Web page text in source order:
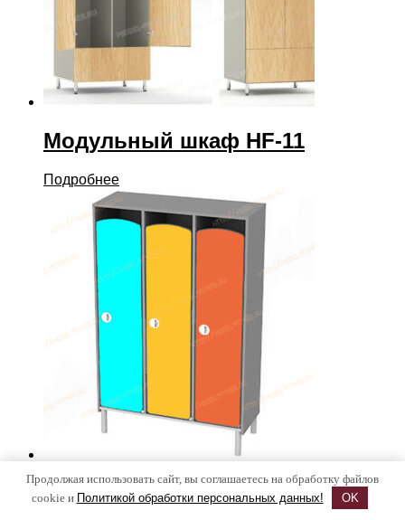
Модульный шкаф HF-11
Подробнее
Шкаф детский 3 секционный на
Продолжая использовать сайт, вы соглашаетесь на обработку файлов
cookie и Политикой обработки персональных данных! OK